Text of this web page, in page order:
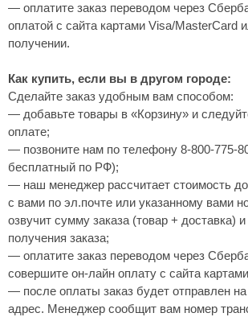
— оплатите заказ переводом через
оплатой с сайта картами Visa/MasterCard
получении.
Как купить, если вы в другом городе:
Сделайте заказ удобным вам способом:
— добавьте товары в «Корзину» и
оплате;
— позвоните нам по телефону 8-800-775-
бесплатный по РФ);
— наш менеджер рассчитает стоимость
с вами по эл.почте или указанному вами
озвучит сумму заказа (товар + доставка)
получения заказа;
— оплатите заказ переводом через
совершите он-лайн оплату с сайта
— после оплаты заказ будет отправлен
адрес. Менеджер сообщит вам номер